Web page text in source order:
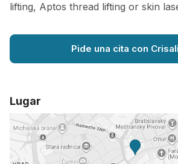
lifting, Aptos thread lifting or skin
Pide una cita con
Lugar